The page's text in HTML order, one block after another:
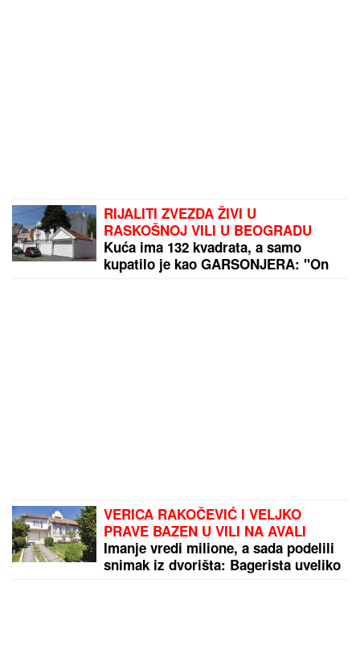
RIJALITI ZVEZDA ŽIVI U
RASKOŠNOJ VILI U BEOGRADU
Kuća ima 132 kvadrata, a samo
kupatilo je kao GARSONJERA: "On
VERICA RAKOČEVIĆ I VELJKO
PRAVE BAZEN U VILI NA AVALI
Imanje vredi milione, a sada podelili
snimak iz dvorišta: Bagerista uveliko